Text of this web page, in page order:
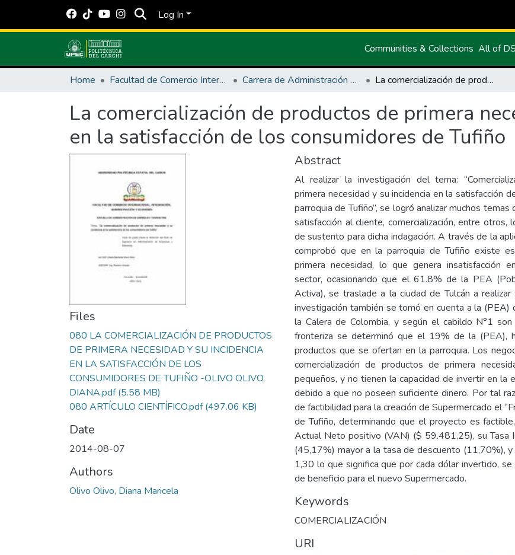
Log In
Communities & Collections All of
Home Facultad de Comercio Internacional, Integración, Administración y Economía Empresarial Carrera de Administración de Empresas y Marketing La comercialización de productos de primera necesidad y su incidencia en la satisfacción de los consumidores de Tufiño
La comercialización de productos de primera
en la satisfacción de los consumidores de Tufiño
Files
080 LA COMERCIALIZACIÓN DE PRODUCTOS
DE PRIMERA NECESIDAD Y SU INCIDENCIA
EN LA SATISFACCIÓN DE LOS
CONSUMIDORES DE TUFIÑO -OLIVO OLIVO,
DIANA.pdf(5.58 MB)
080 ARTÍCULO CIENTÍFICO.pdf(497.06 KB)
Date
2014-08-07
Authors
Olivo Olivo, Diana Maricela
Abstract
Al realizar la investigación del tema:
primera necesidad y su incidencia en la satisfacción
parroquia de Tufiño”, se logró analizar muchos
satisfacción al cliente, comercialización, entre otros,
de sustento para dicha indagación. A través de la
comprobó que en la parroquia de Tufiño existe
primera necesidad, lo que genera insatisfacción
sector, ocasionando que el 61.8% de la PEA
Activa), se traslade a la ciudad de Tulcán a realizar
investigación también se tomó en cuenta a la (PEA)
la Calera de Colombia, y según el cabildo N°1
fronteriza se determinó que el 19% de la (PEA),
productos que se ofertan en la parroquia. Los
comercialización de productos de primera
pequeños, y no tienen la capacidad de invertir en la
debido a que no poseen suficiente dinero. Por tal
de factibilidad para la creación de Supermercado el
de Tufiño, determinando que el proyecto es
Actual Neto positivo (VAN) ($ 59.481,25), su Tasa
(45,17%) mayor a la tasa de descuento (11,70%),
1,30 lo que significa que por cada dólar invertido,
de beneficio para el nuevo Supermercado.
Keywords
COMERCIALIZACIÓN
URI